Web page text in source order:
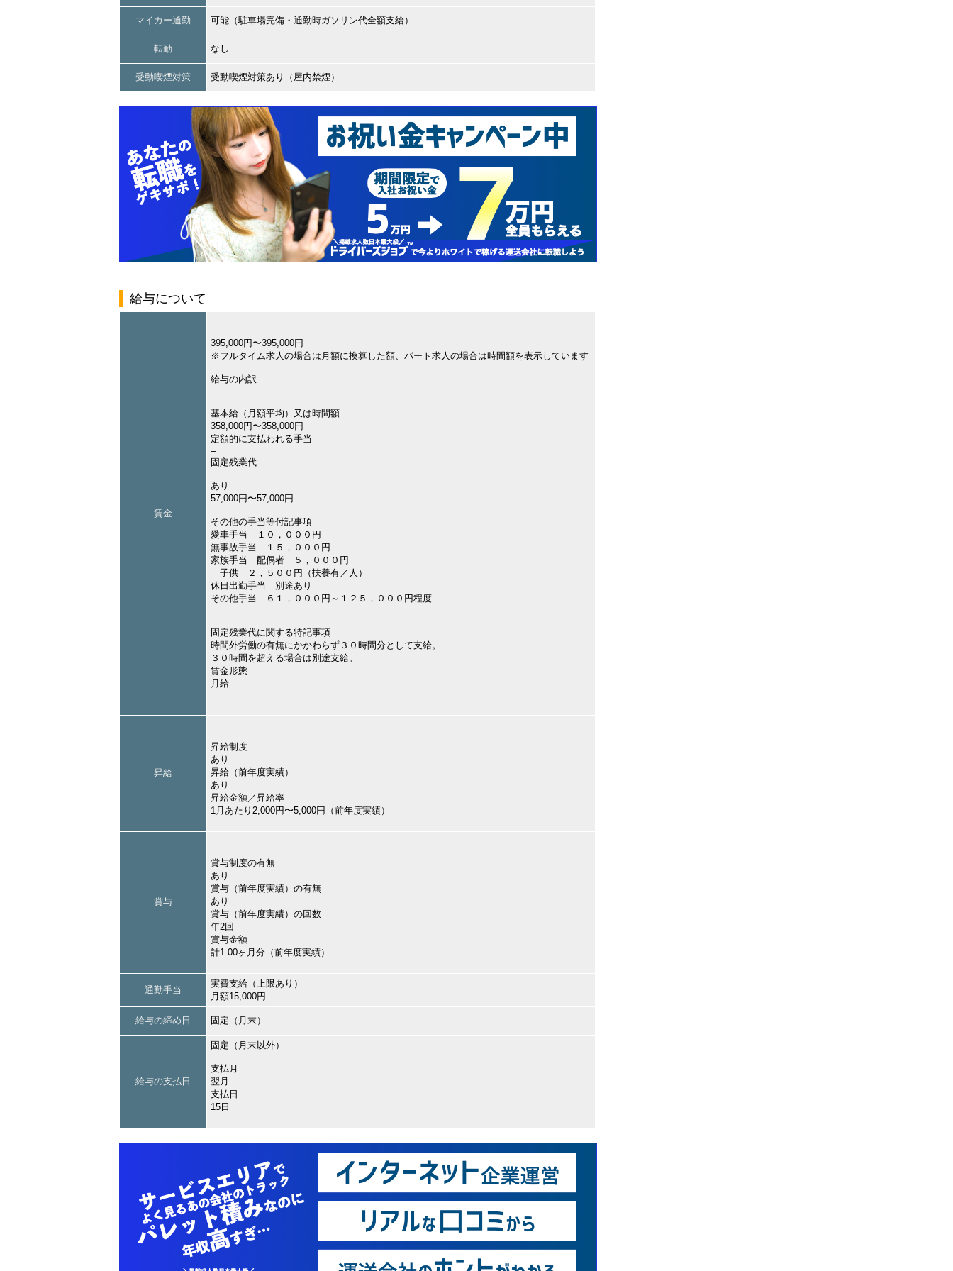
マイカー通勤 可能（駐車場完備・通勤時ガソリン代全額支給）
転勤 なし
受動喫煙対策 受動喫煙対策あり（屋内禁煙）
給与について
賃金
395,000円〜395,000円
※フルタイム求人の場合は月額に換算した額、パート求人の場合は時間額を表示しています
給与の内訳
基本給（月額平均）又は時間額
358,000円〜358,000円
定額的に支払われる手当
–
固定残業代
あり
57,000円〜57,000円
その他の手当等付記事項
愛車手当 １０，０００円
無事故手当 １５，０００円
家族手当 配偶者 ５，０００円
子供 ２，５００円（扶養有／人）
休日出勤手当 別途あり
その他手当 ６１，０００円～１２５，０００円程度
固定残業代に関する特記事項
時間外労働の有無にかかわらず３０時間分として支給。
３０時間を超える場合は別途支給。
賃金形態
月給
昇給
昇給制度
あり
昇給（前年度実績）
あり
昇給金額／昇給率
1月あたり2,000円〜5,000円（前年度実績）
賞与
賞与制度の有無
あり
賞与（前年度実績）の有無
あり
賞与（前年度実績）の回数
年2回
賞与金額
計1.00ヶ月分（前年度実績）
通勤手当
実費支給（上限あり）
月額15,000円
給与の締め日 固定（月末）
給与の支払日
固定（月末以外）
支払月
翌月
支払日
15日